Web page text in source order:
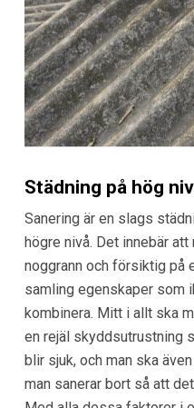
Städning på hög
Sanering är en slags
högre nivå. Det innebär
noggrann och försiktig på
samling egenskaper som
kombinera. Mitt i allt ska
en rejäl skyddsutrustning
blir sjuk, och man ska
man sanerar bort så att